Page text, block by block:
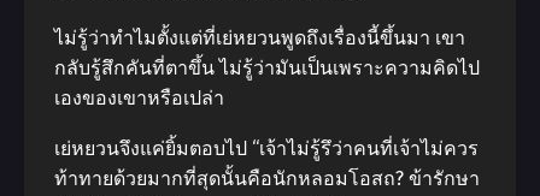
ไม่รู้ว่าทำไมตั้งแต่ที่เย่หยวนพูดถึงเรื่องนี้ขึ้นมา เขา
กลับรู้สึกคันที่ตาขึ้น ไม่รู้ว่ามันเป็นเพราะความคิดไป
เองของเขาหรือเปล่า
เย่หยวนจึงแค่ยิ้มตอบไป “เจ้าไม่รู้รึว่าคนที่เจ้าไม่ควร
ท้าทายด้วยมากที่สุดนั้นคือนักหลอมโอสถ? ข้ารักษา